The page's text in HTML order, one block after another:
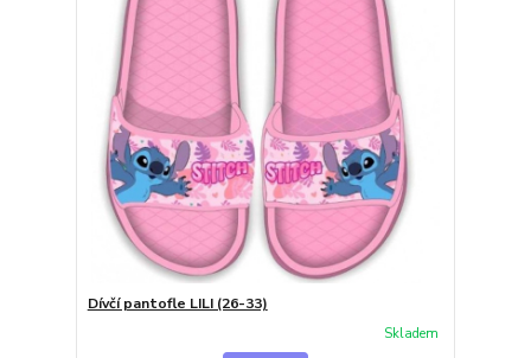
Dívčí pantofle LILI (26-33)
Skladem